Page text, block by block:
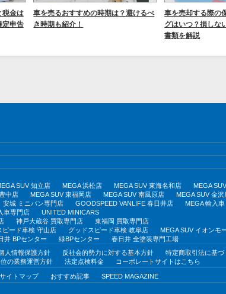
税金は
定申告
車を売るおすすめの時期は？避けるべ
き時期も紹介！
車を売却する際の
グはいつ？損しな
書類を解説
SUV 知立店 MEGA 浜松店 MEGA SUV 東海名和店 MEGA
中店 MEGA SUV 東福岡店 MEGA SUV 南風原店 MEGA SUV 金沢
安城 ミニバン専門店 GOODSPEED VANLIFE 春日井店 MEGA 輸入
車専門店
UNITED MINICARS
神戸大蔵谷 買取専門店
東福岡 買取専門店
ピード車検 守山店 グッドスピード車検 岐阜店
MEGA SUV イオンモ
井 BPセンター 緑BPセンター
春日井 全塗装専門工場
人情報保護方針 反社会的勢力に対する基本方針 特定商取引法に基づ
の業務運営方針 法定点検料金
コーポレートサイトはこちら
サイトマップ おすすめ記事 SPEED MAGAZINE